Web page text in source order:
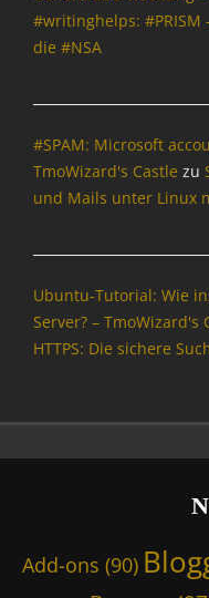
Tags
A
n
l
ä
B
,
B
d
j
#writinghelps: #PRISM
die #NSA
#SPAM: Microsoft
TmoWizard's Castle zu
und Mails unter Linux
Ubuntu-Tutorial: Wie
Server? – TmoWizard's
HTTPS: Die sichere
Add-ons (90)